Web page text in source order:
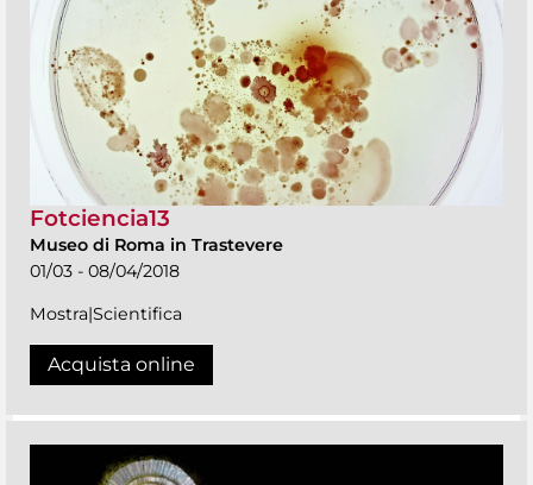
Fotciencia13
Museo di Roma in Trastevere
01/03 - 08/04/2018
Mostra|Scientifica
Acquista online